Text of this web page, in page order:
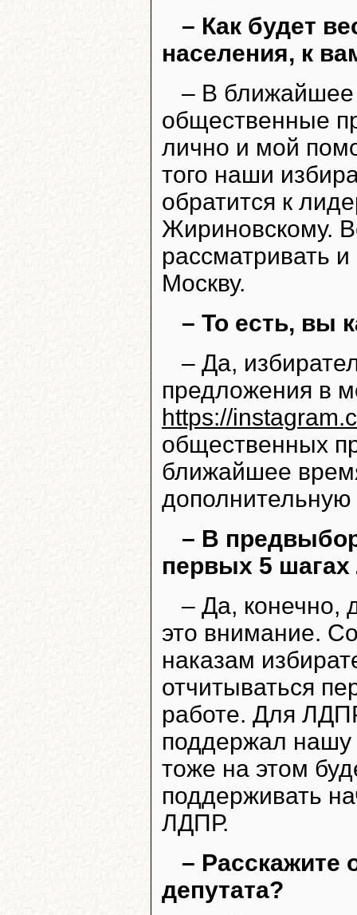
– Как будет
населения, к
– В ближайшее
общественные
лично и мой
того наши
обратится к
Жириновскому.
рассматривать
Москву.
– То есть, вы
– Да,
предложения в
https://
общественных
ближайшее
– В
первых 5
– Да, конечно,
это внимание.
наказам
отчитываться
работе. Для
поддержал нашу
тоже на этом
поддерживать
ЛДПР.
– Расскажите
депутата?